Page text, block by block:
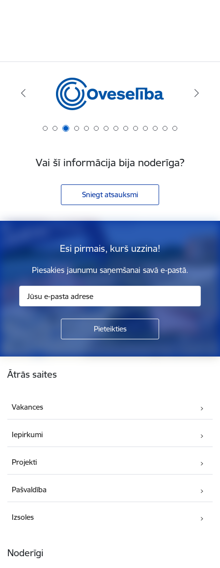
Vai šī informācija bija noderīga?
Sniegt atsauksmi
Esi pirmais, kurš uzzina!
Piesakies jaunumu saņemšanai savā e-pastā.
Ātrās saites
Vakances
Iepirkumi
Projekti
Pašvaldība
Izsoles
Noderīgi